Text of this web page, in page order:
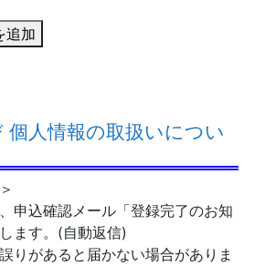
追加
個人情報の取扱いについ
申込確認メール「登録完了のお知
ます。(自動返信)
りがあると届かない場合がありま